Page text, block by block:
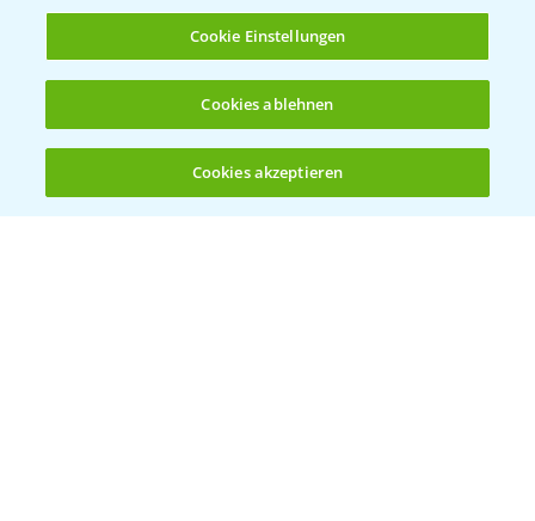
(noch 4)
Kontakt & Notfall
Beratung auf WhatsApp
+49 (0)174 346 564 1
Cookie Einstellungen
Cookies ablehnen
Cookies akzeptieren